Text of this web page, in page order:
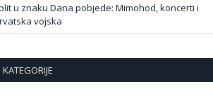
u znaku Dana pobjede: Mimohod, koncerti i
vojska
KATEGORIJE